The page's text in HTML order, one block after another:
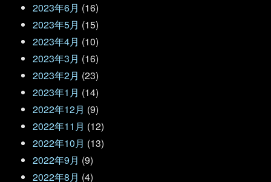
2023年6月 (16)
2023年5月 (15)
2023年4月 (10)
2023年3月 (16)
2023年2月 (23)
2023年1月 (14)
2022年12月 (9)
2022年11月 (12)
2022年10月 (13)
2022年9月 (9)
2022年8月 (4)